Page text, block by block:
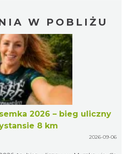
W POBLIŻU
2026 – bieg uliczny
8 km
2026-09-06